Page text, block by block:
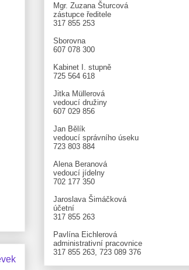
Mgr. Zuzana Šturcová
zástupce ředitele
317 855 253
Sborovna
607 078 300
Kabinet I. stupně
725 564 618
Jitka Müllerová
vedoucí družiny
607 029 856
Jan Bělík
vedoucí správního úseku
723 803 884
Alena Beranová
vedoucí jídelny
702 177 350
Jaroslava Šimáčková
účetní
317 855 263
Pavlína Eichlerová
administrativní pracovnice
317 855 263, 723 089 376